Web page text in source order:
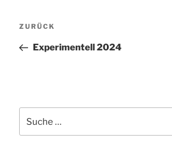
Vorheriger
ZURÜCK
Experimentell 2024
nach: